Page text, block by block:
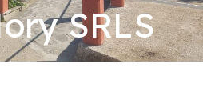
SRLS